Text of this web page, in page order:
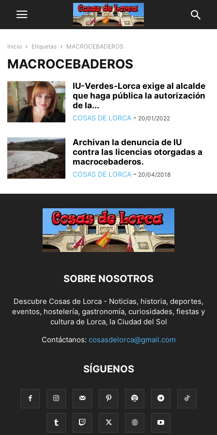
Inicio Etiquetas MACROCEBADEROS
MACROCEBADEROS
IU-Verdes-Lorca exige al alcalde
que haga pública la autorización
de la...
COSAS DE LORCA - 20/01/2022
Archivan la denuncia de IU
contra las licencias otorgadas a
macrocebaderos.
COSAS DE LORCA - 20/04/2018
SOBRE NOSOTROS
Descubre Cosas de Lorca - Noticias, historia, deportes,
eventos, hostelería, gastronomía, curiosidades, fiestas y
cultura de Lorca, la Ciudad del Sol
Contáctanos: cosasdelorca@gmail.com
SÍGUENOS